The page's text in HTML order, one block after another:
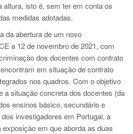
altura, isto é, sem ter em conta os
medidas adotadas.
da abertura de um novo
a 12 de novembro de 2021, com
dos docentes com contrato
em situação de contrato
nos quadros. Com o objetivo
a situação concreta dos docentes (da
ensinos básico, secundário e
investigadores em Portugal, a
em que aborda as duas